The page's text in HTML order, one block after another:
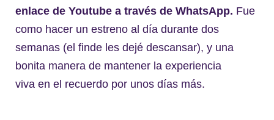
enlace de Youtube a través de WhatsApp. Fue
como hacer un estreno al día durante dos
semanas (el finde les dejé descansar), y una
bonita manera de mantener la experiencia
viva en el recuerdo por unos días más.